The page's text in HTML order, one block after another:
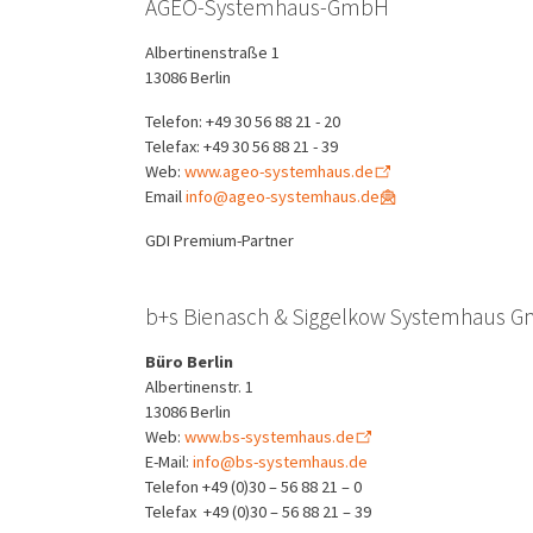
AGEO-Systemhaus-GmbH
Albertinenstraße 1
13086 Berlin
Telefon: +49 30 56 88 21 - 20
Telefax: +49 30 56 88 21 - 39
Web: www.ageo-systemhaus.de
Emailinfo@ageo-systemhaus.de
GDI Premium-Partner
b+s Bienasch & Siggelkow Systemhaus
Büro Berlin
Albertinenstr. 1
13086 Berlin
Web: www.bs-systemhaus.de
E-Mail: info@bs-systemhaus.de
Telefon +49 (0)30 – 56 88 21 – 0
Telefax +49 (0)30 – 56 88 21 – 39